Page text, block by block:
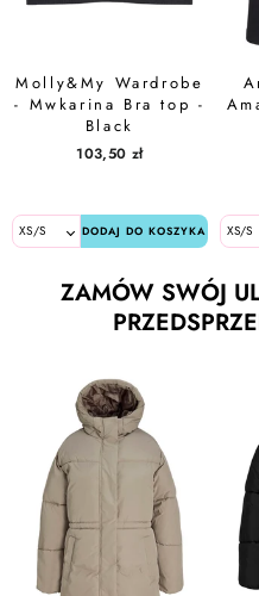
Molly&My Wardrobe
- Mwkarina Bra top -
Black
103,50 zł
DODAJ DO KOSZYKA
ZAMÓW SWÓJ